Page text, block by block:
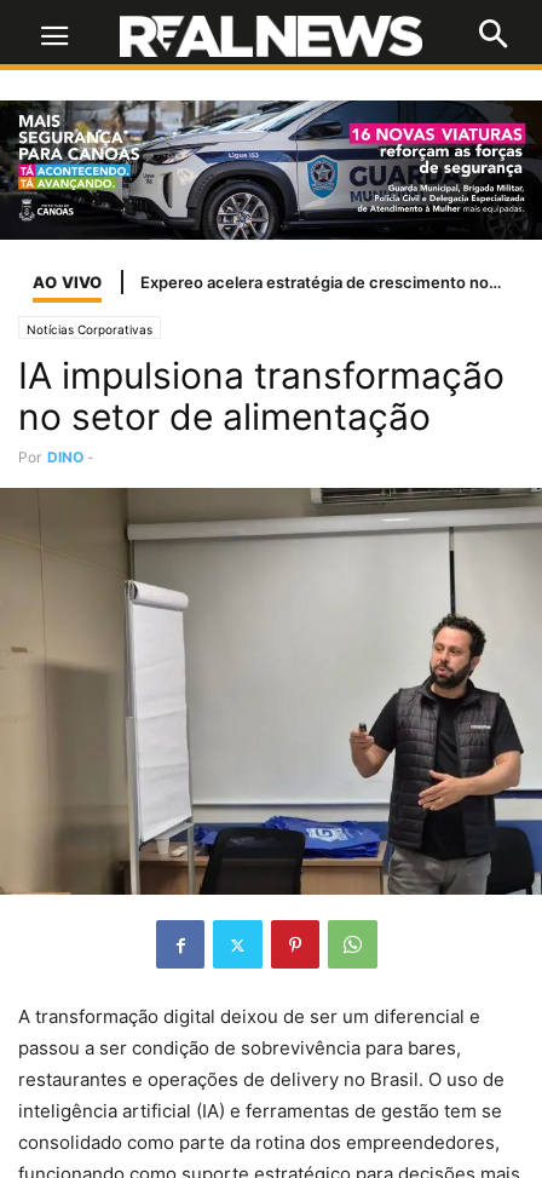
AO VIVO Entenda o Caso: Cinebiografia de Jair Bolsonaro tem problemas com a Ancine
Notícias Corporativas
IA impulsiona transformação
no setor de alimentação
Por DINO -
A transformação digital deixou de ser um diferencial e
passou a ser condição de sobrevivência para bares,
restaurantes e operações de delivery no Brasil. O uso de
inteligência artificial (IA) e ferramentas de gestão tem se
consolidado como parte da rotina dos empreendedores,